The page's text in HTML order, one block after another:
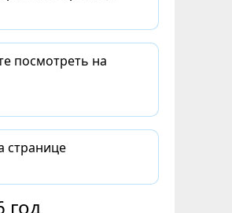
посмотреть на
странице
год